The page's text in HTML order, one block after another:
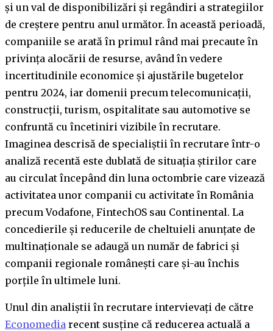
și un val de disponibilizări și regândiri a strategiilor
de creștere pentru anul următor. În această perioadă,
companiile se arată în primul rând mai precaute în
privința alocării de resurse, având în vedere
incertitudinile economice și ajustările bugetelor
pentru 2024, iar domenii precum telecomunicații,
construcții, turism, ospitalitate sau automotive se
confruntă cu încetiniri vizibile în recrutare.
Imaginea descrisă de specialiștii în recrutare într-o
analiză recentă este dublată de situația știrilor care
au circulat începând din luna octombrie care vizează
activitatea unor companii cu activitate în România
precum Vodafone, FintechOS sau Continental. La
concedierile și reducerile de cheltuieli anunțate de
multinaționale se adaugă un număr de fabrici și
companii regionale românești care și-au închis
porțile în ultimele luni.
Unul din analiștii în recrutare intervievați de către
Economedia recent susține că reducerea actuală a